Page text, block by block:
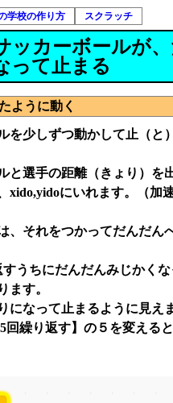
学校の作り方 スクラッチ
ッカーボールが
って止まる
ように動く
を少しずつ動かして止（と
と選手の距離（きょり）を
xido,yidoにいれます。（加
、それをつかってだんだん
うちにだんだんみじかく
ます。
になって止まるように見え
5回繰り返す】の５を変える